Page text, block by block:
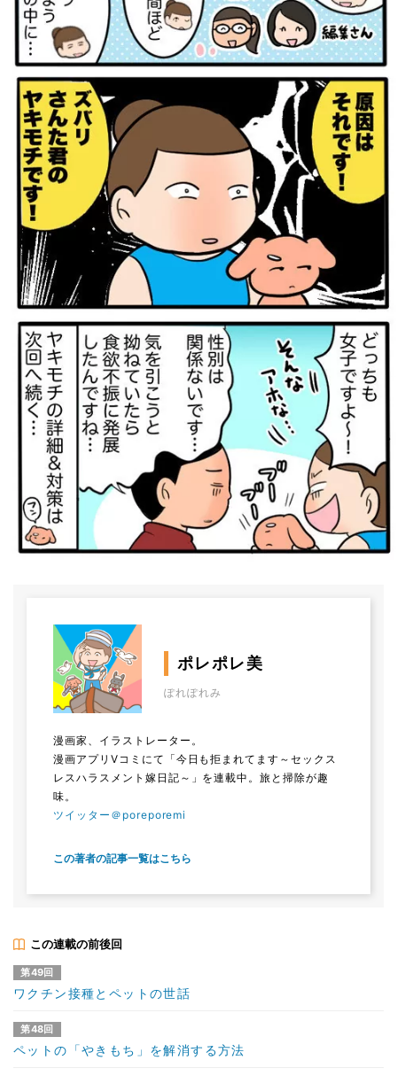
ポレポレ美
ぽれぽれみ
漫画家、イラストレーター。
漫画アプリVコミにて「今日も拒まれてます～セックス
レスハラスメント嫁日記～」を連載中。旅と掃除が趣
味。
ツイッター＠poreporemi
この著者の記事一覧はこちら
この連載の前後回
第49回
ワクチン接種とペットの世話
第48回
ペットの「やきもち」を解消する方法